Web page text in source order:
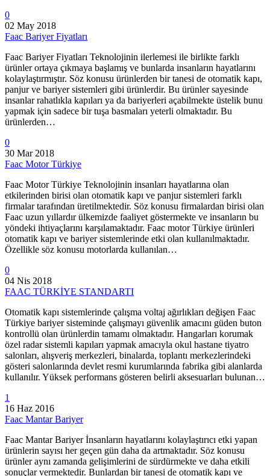
0
02 May 2018
Faac Bariyer Fiyatları
Faac Bariyer Fiyatları Teknolojinin ilerlemesi ile birlikte farklı
ürünler ortaya çıkmaya başlamış ve bunlarda insanların hayatlarını
kolaylaştırmıştır. Söz konusu ürünlerden bir tanesi de otomatik kapı,
panjur ve bariyer sistemleri gibi ürünlerdir. Bu ürünler sayesinde
insanlar rahatlıkla kapıları ya da bariyerleri açabilmekte üstelik bunu
yapmak için sadece bir tuşa basmaları yeterli olmaktadır. Bu
ürünlerden…
0
30 Mar 2018
Faac Motor Türkiye
Faac Motor Türkiye Teknolojinin insanları hayatlarına olan
etkilerinden birisi olan otomatik kapı ve panjur sistemleri farklı
firmalar tarafından üretilmektedir. Söz konusu firmalardan birisi olan
Faac uzun yıllardır ülkemizde faaliyet göstermekte ve insanların bu
yöndeki ihtiyaçlarını karşılamaktadır. Faac motor Türkiye ürünleri
otomatik kapı ve bariyer sistemlerinde etki olan kullanılmaktadır.
Özellikle söz konusu motorlarda kullanılan…
0
04 Nis 2018
FAAC TÜRKİYE STANDARTI
Otomatik kapı sistemlerinde çalışma voltaj ağırlıkları değişen Faac
Türkiye bariyer sisteminde çalışmayı güvenlik amacını güden buton
kontrollü olan ürünlerdin tamamı olmaktadır. Hangarları korumak
özel radar sistemli kapıları yapmak amacıyla okul hastane tiyatro
salonları, alışveriş merkezleri, binalarda, toplantı merkezlerindeki
gösteri salonlarında devlet resmi kurumlarında fabrika gibi alanlarda
kullanılır. Yüksek performans gösteren belirli aksesuarları bulunan…
1
16 Haz 2016
Faac Mantar Bariyer
Faac Mantar Bariyer İnsanların hayatlarını kolaylaştırıcı etki yapan
ürünlerin sayısı her geçen gün daha da artmaktadır. Söz konusu
ürünler aynı zamanda gelişimlerini de sürdürmekte ve daha etkili
sonuçlar vermektedir. Bunlardan bir tanesi de otomatik kapı ve